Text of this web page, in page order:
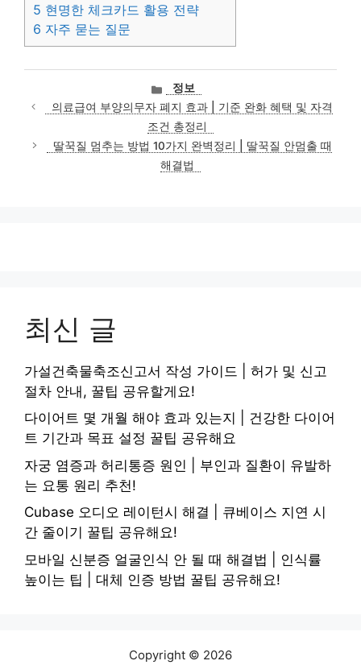
5 현명한 체크카드 활용 전략
6 자주 묻는 질문
카
테
고
리
정보
의료급여 부양의무자 폐지 효과 | 기준 완화 혜택 및 자격
조건 총정리
딸꾹질 멈추는 방법 10가지 완벽정리 | 딸꾹질 안멈출 때
해결법
최신 글
가설건축물축조신고서 작성 가이드 | 허가 및 신고
절차 안내, 꿀팁 공유할게요!
다이어트 몇 개월 해야 효과 있는지 | 건강한 다이어
트 기간과 목표 설정 꿀팁 공유해요
자궁 염증과 허리통증 원인 | 부인과 질환이 유발하
는 요통 원리 추천!
Cubase 오디오 레이턴시 해결 | 큐베이스 지연 시
간 줄이기 꿀팁 공유해요!
모바일 신분증 얼굴인식 안 될 때 해결법 | 인식률
높이는 팁 | 대체 인증 방법 꿀팁 공유해요!
Copyright © 2026